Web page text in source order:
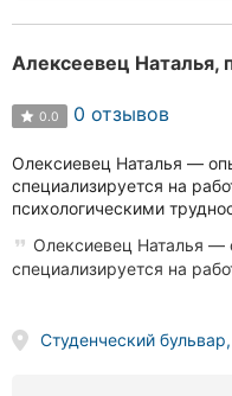
Алексеевец Наталья,
0.0 0 отзывов
Олексиевец Наталья —
специализируется на
психологическими
Олексиевец Наталья —
специализируется на
Студенческий